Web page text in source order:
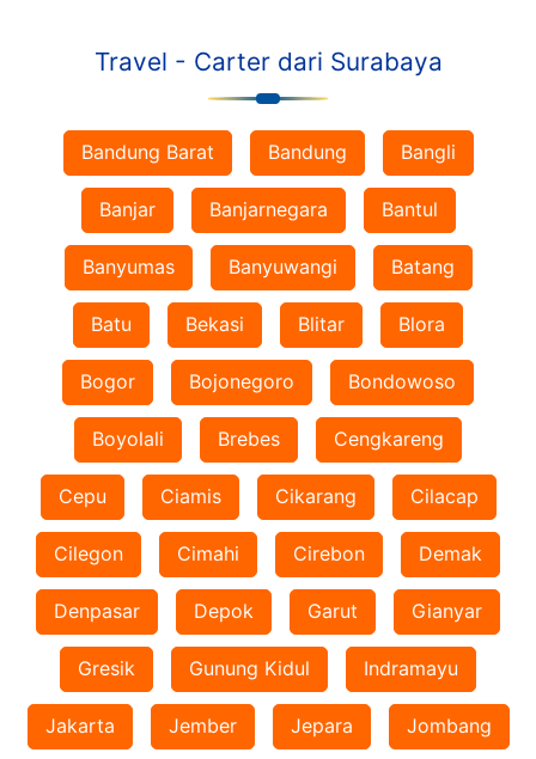
Travel - Carter dari Surabaya
Bandung Barat Bandung Bangli
Banjar Banjarnegara Bantul
Banyumas Banyuwangi Batang
Batu Bekasi Blitar Blora
Bogor Bojonegoro Bondowoso
Boyolali Brebes Cengkareng
Cepu Ciamis Cikarang Cilacap
Cilegon Cimahi Cirebon Demak
Denpasar Depok Garut Gianyar
Gresik Gunung Kidul Indramayu
Jakarta Jember Jepara Jombang